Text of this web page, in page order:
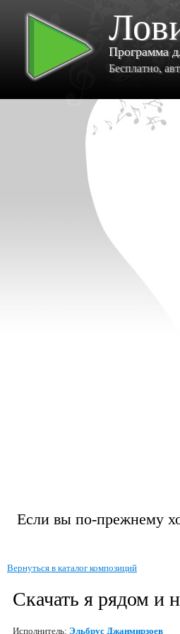
Программа
Бесплатно,
Если вы по-прежнему
Вернуться в каталог композиций
Скачать я рядом и
Исполнитель: Эльбрус Джанмирзоев